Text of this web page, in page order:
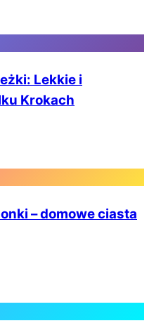
Lekkie i
Krokach
– domowe ciasta